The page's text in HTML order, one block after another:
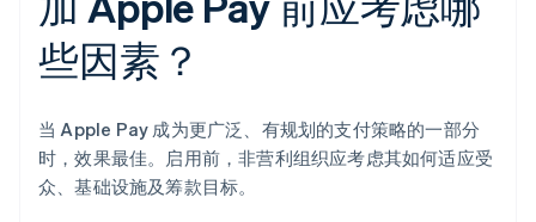
些因素？
当 Apple Pay 成为更广泛、有规划的支付策略的一部分
时，效果最佳。启用前，非营利组织应考虑其如何适应受
众、基础设施及筹款目标。